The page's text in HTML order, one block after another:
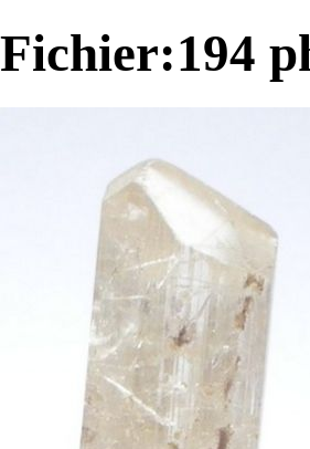
Fichier:194